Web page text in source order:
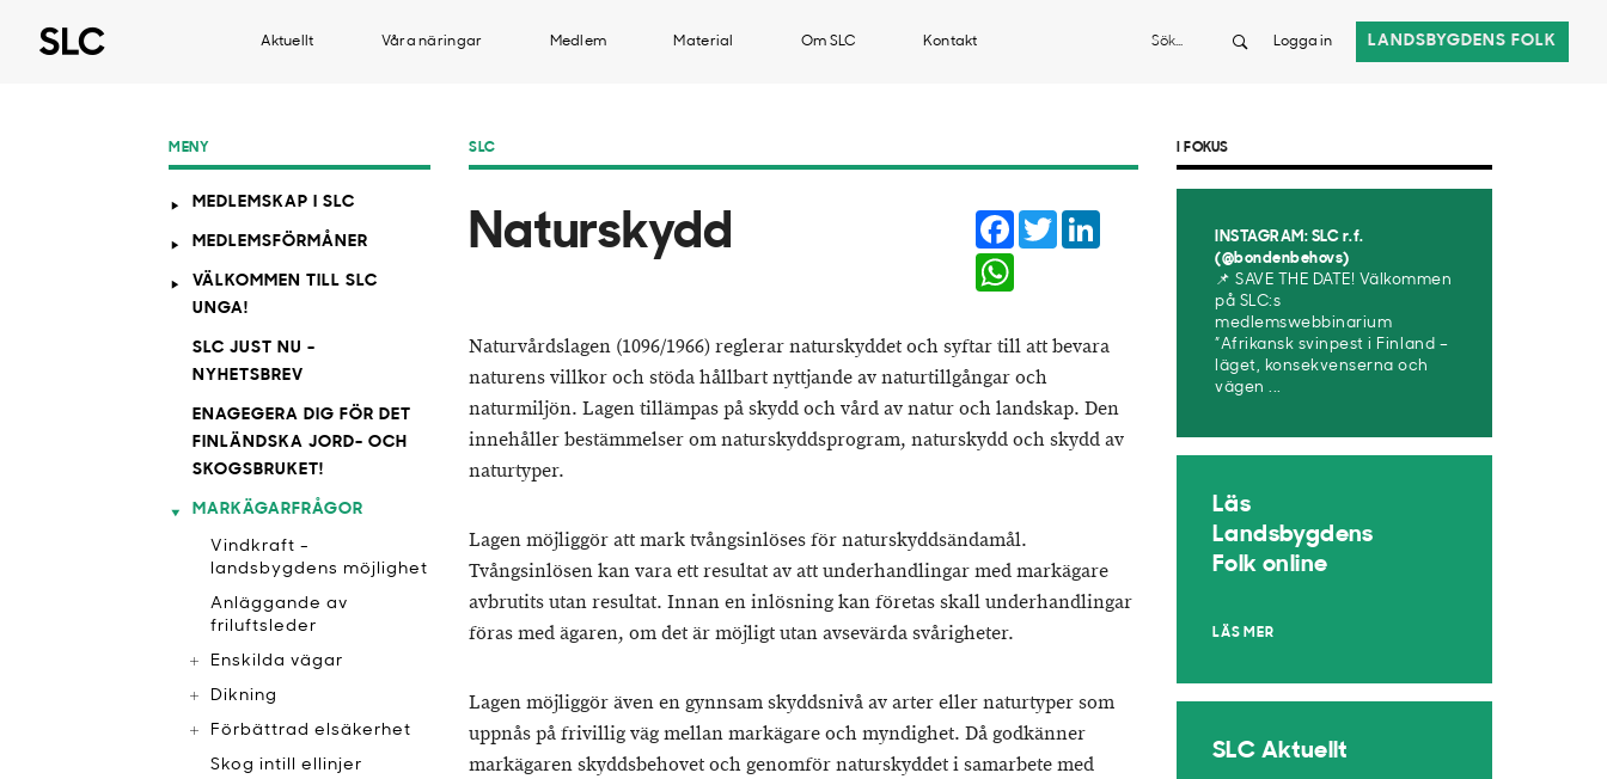
Aktuellt Våra näringar Medlem Material Om SLC Kontakt Sök Logga in LANDSBYGDENS FOLK
SLC
Naturskydd Facebook
Twitter
Naturvårdslagen (1096/1966) reglerar naturskyddet och syftar till att bevara
naturens villkor och stöda hållbart nyttjande av naturtillgångar och
naturmiljön. Lagen tillämpas på skydd och vård av natur och landskap. Den
innehåller bestämmelser om naturskyddsprogram, naturskydd och skydd av
naturtyper.
Lagen möjliggör att mark tvångsinlöses för naturskyddsändamål.
Tvångsinlösen kan vara ett resultat av att underhandlingar med markägare
avbrutits utan resultat. Innan en inlösning kan företas skall underhandlingar
föras med ägaren, om det är möjligt utan avsevärda svårigheter.
Lagen möjliggör även en gynnsam skyddsnivå av arter eller naturtyper som
uppnås på frivillig väg mellan markägare och myndighet. Då godkänner
markägaren skyddsbehovet och genomför naturskyddet i samarbete med
MENY
MEDLEMSKAP I SLC
MEDLEMSFÖRMÅNER
VÄLKOMMEN TILL SLC
UNGA!
SLC JUST NU -
NYHETSBREV
ENAGEGERA DIG FÖR DET
FINLÄNDSKA JORD- OCH
SKOGSBRUKET!
MARKÄGARFRÅGOR
Vindkraft -
landsbygdens möjlighet
Anläggande av
friluftsleder
Enskilda vägar
Dikning
Förbättrad elsäkerhet
Skog intill ellinjer
I FOKUS
INSTAGRAM: SLC r.f.
(@bondenbehovs)
📌 SAVE THE DATE! Välkommen
på SLC:s
medlemswebbinarium
”Afrikansk svinpest i Finland –
läget, konsekvenserna och
vägen ...
Läs
Landsbygdens
Folk online
LÄS MER
SLC Aktuellt